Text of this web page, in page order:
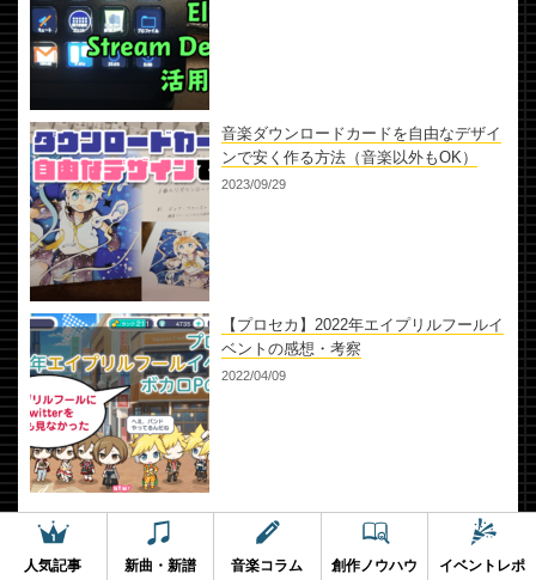
人気記事 新曲・新譜 音楽コラム 創作ノウハウ イベントレポ
音楽ダウンロードカードを自由なデザイ
ンで安く作る方法（音楽以外もOK）
2023/09/29
【プロセカ】2022年エイプリルフールイ
ベントの感想・考察
2022/04/09
カテゴリー